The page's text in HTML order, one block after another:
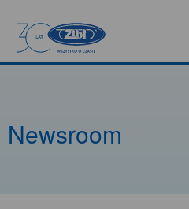
Newsroom